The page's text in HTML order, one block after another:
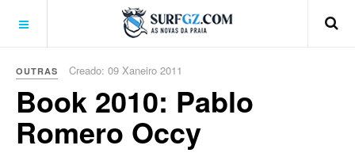
OUTRAS Creado: 09 Xaneiro 2011
Book 2010: Pablo
Romero Occy